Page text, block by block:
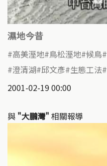
濕地今昔
高美溼地 鳥松溼地 候鳥
澄清湖 邱文彥 生態工法
2001-02-19 00:00
與 "大鵬灣" 相關報導